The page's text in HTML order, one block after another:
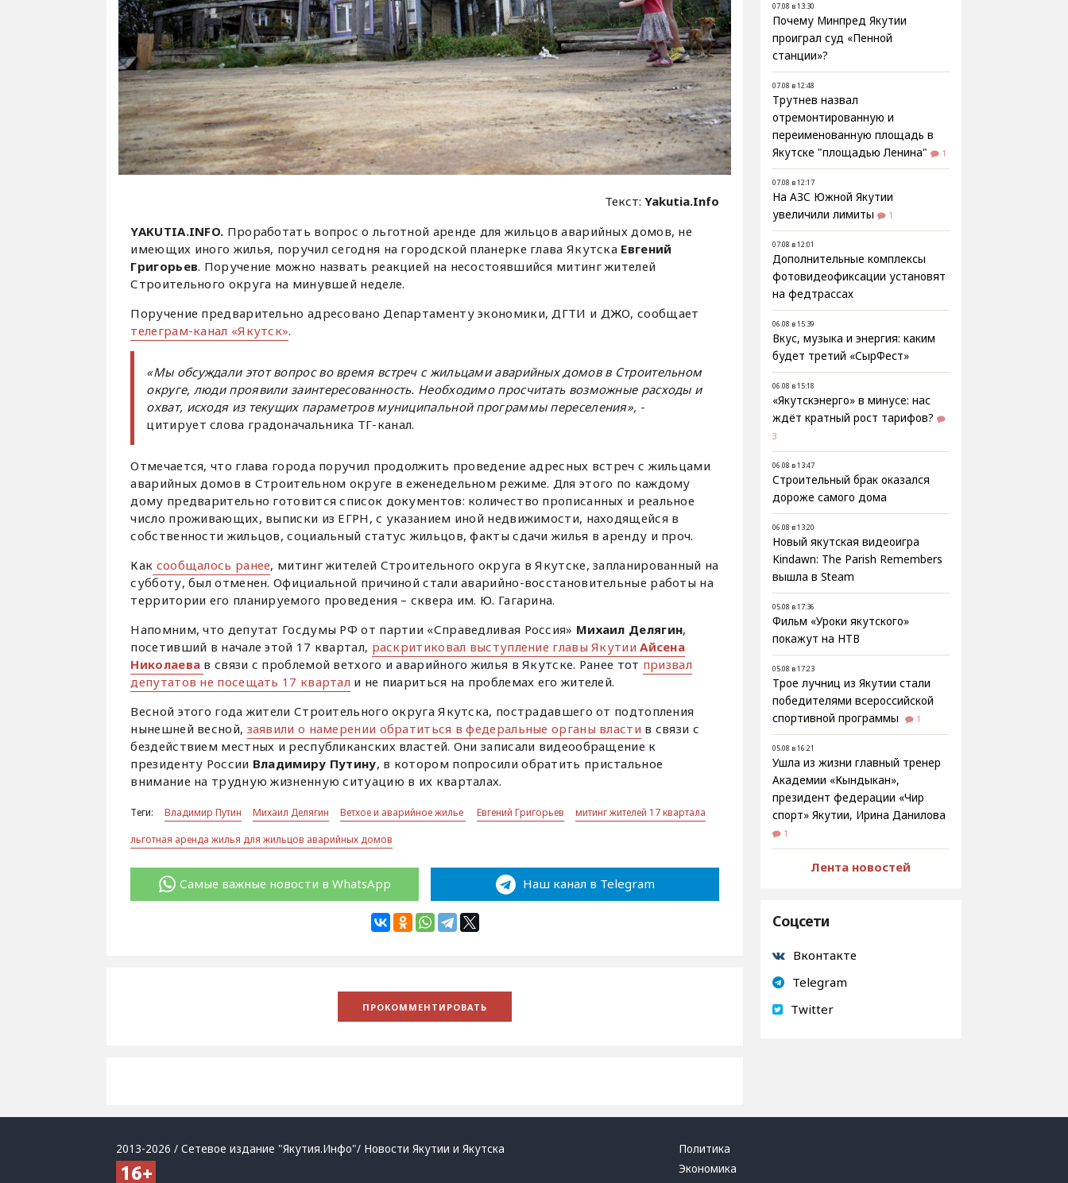
Текст:Yakutia.Info
YAKUTIA.INFO. Проработать вопрос о льготной аренде для жильцов аварийных домов, не
имеющих иного жилья, поручил сегодня на городской планерке глава Якутска Евгений
Григорьев. Поручение можно назвать реакцией на несостоявшийся митинг жителей
Строительного округа на минувшей неделе.
Поручение предварительно адресовано Департаменту экономики, ДГТИ и ДЖО, сообщает
телеграм-канал «Якутск».
«Мы обсуждали этот вопрос во время встреч с жильцами аварийных домов в Строительном
округе, люди проявили заинтересованность. Необходимо просчитать возможные расходы и
охват, исходя из текущих параметров муниципальной программы переселения», -
цитирует слова градоначальника ТГ-канал.
Отмечается, что глава города поручил продолжить проведение адресных встреч с жильцами
аварийных домов в Строительном округе в еженедельном режиме. Для этого по каждому
дому предварительно готовится список документов: количество прописанных и реальное
число проживающих, выписки из ЕГРН, с указанием иной недвижимости, находящейся в
собственности жильцов, социальный статус жильцов, факты сдачи жилья в аренду и проч.
Как сообщалось ранее, митинг жителей Строительного округа в Якутске, запланированный на
субботу, был отменен. Официальной причиной стали аварийно-восстановительные работы на
территории его планируемого проведения – сквера им. Ю. Гагарина.
Напомним, что депутат Госдумы РФ от партии «Справедливая Россия» Михаил Делягин,
посетивший в начале этой 17 квартал, раскритиковал выступление главы ЯкутииАйсена
Николаева в связи с проблемой ветхого и аварийного жилья в Якутске. Ранее тот призвал
депутатов не посещать 17 квартал и не пиариться на проблемах его жителей.
Весной этого года жители Строительного округа Якутска, пострадавшего от подтопления
нынешней весной, заявили о намерении обратиться в федеральные органы власти в связи с
бездействием местных и республиканских властей. Они записали видеообращение к
президенту России Владимиру Путину, в котором попросили обратить пристальное
внимание на трудную жизненную ситуацию в их кварталах.
Теги: Владимир Путин Михаил Делягин Ветхое и аварийное жилье Евгений Григорьев
митинг жителей 17 квартала
льготная аренда жилья для жильцов аварийных домов
Самые важные новости в WhatsApp Наш канал в Telegram
07.08 в 13:30
Почему Минпред Якутии
проиграл суд «Пенной
станции»?
07.08 в 12:48
Трутнев назвал
отремонтированную и
переименованную площадь в
Якутске "площадью Ленина"
1
07.08 в 12:17
На АЗС Южной Якутии
увеличили лимиты
1
07.08 в 12:01
Дополнительные комплексы
фотовидеофиксации установят
на федтрассах
06.08 в 15:39
Вкус, музыка и энергия: каким
будет третий «СырФест»
06.08 в 15:18
«Якутскэнерго» в минусе: нас
ждёт кратный рост тарифов?
3
06.08 в 13:47
Строительный брак оказался
дороже самого дома
06.08 в 13:20
Новый якутская видеоигра
Kindawn: The Parish Remembers
вышла в Steam
05.08 в 17:36
Фильм «Уроки якутского»
покажут на НТВ
05.08 в 17:23
Трое лучниц из Якутии стали
победителями всероссийской
спортивной программы
1
05.08 в 16:21
Ушла из жизни главный тренер
Академии «Кындыкан»,
президент федерации «Чир
спорт» Якутии, Ирина Данилова
1
Лента новостей
Соцсети
Вконтакте
Telegram
Twitter
2013-2026 / Сетевое издание "Якутия.Инфо"/ Новости Якутии и Якутска
Политика
Экономика